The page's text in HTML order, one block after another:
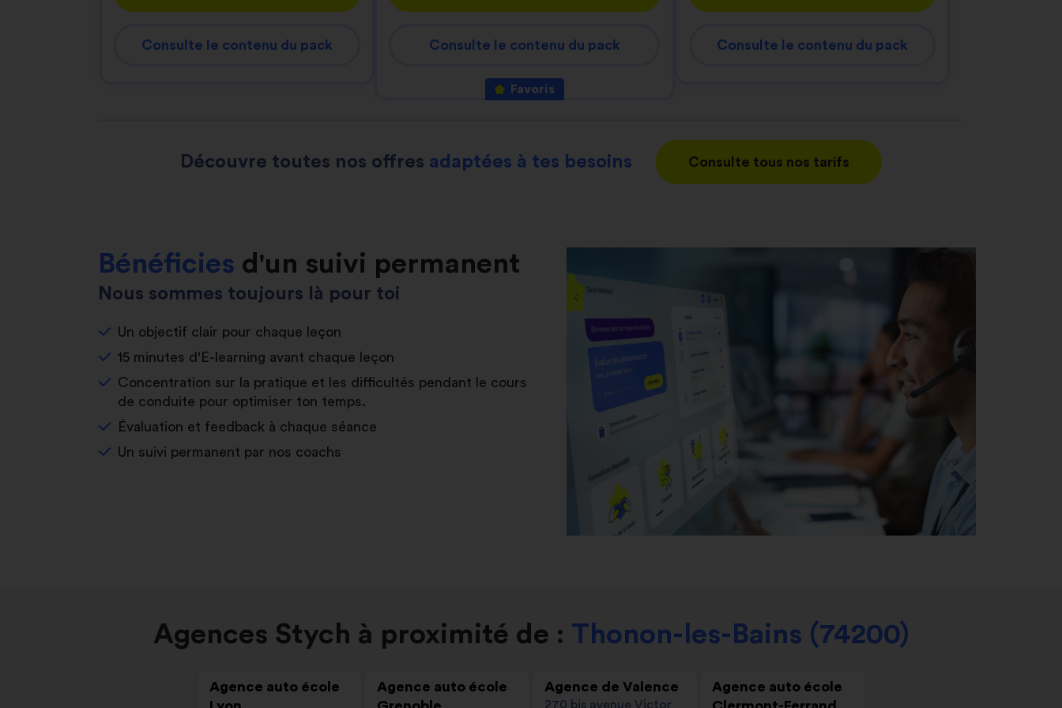
Consulte le contenu du pack Consulte le contenu du pack
Favoris
Consulte le contenu du pack
Découvre toutes nos offres adaptées à tes besoins Consulte tous nos tarifs
Bénéficies d'un suivi permanent
Nous sommes toujours là pour toi
Un objectif clair pour chaque leçon
15 minutes d'E-learning avant chaque leçon
Concentration sur la pratique et les difficultés pendant le cours
de conduite pour optimiser ton temps.
Évaluation et feedback à chaque séance
Un suivi permanent par nos coachs
Agences Stych à proximité de : Thonon-les-Bains (74200)
Agence auto école
Agence auto école
Agence de Valence
270 bis avenue Victor
Agence auto école